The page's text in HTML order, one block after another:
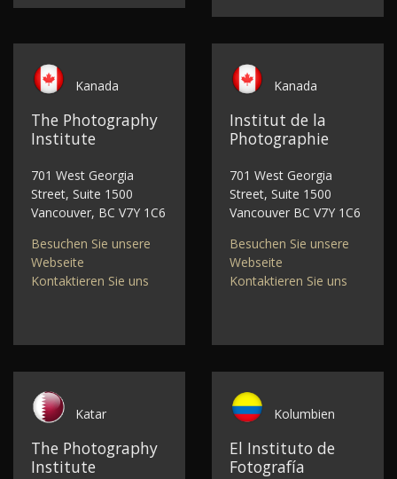
Kanada
The Photography
Institute
701 West Georgia
Street, Suite 1500
Vancouver, BC V7Y 1C6
Besuchen Sie unsere
Webseite
Kontaktieren Sie uns
Kanada
Institut de la
Photographie
701 West Georgia
Street, Suite 1500
Vancouver BC V7Y 1C6
Besuchen Sie unsere
Webseite
Kontaktieren Sie uns
Katar
The Photography
Institute
Kolumbien
El Instituto de
Fotografía